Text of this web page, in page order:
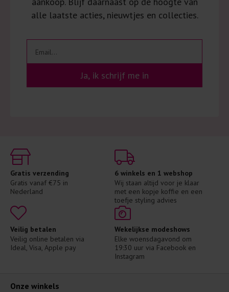
alle laatste acties, nieuwtjes en collecties.
Ja, ik schrijf me in
Gratis verzending
Gratis vanaf €75 in
Nederland
6 winkels en 1 webshop
Wij staan altijd voor je klaar
met een kopje koffie en een
toefje styling advies
Veilig betalen
Veilig online betalen via
Ideal, Visa, Apple pay
Wekelijkse modeshows
Elke woensdagavond om
19:30 uur via Facebook en
Instagram
Onze winkels